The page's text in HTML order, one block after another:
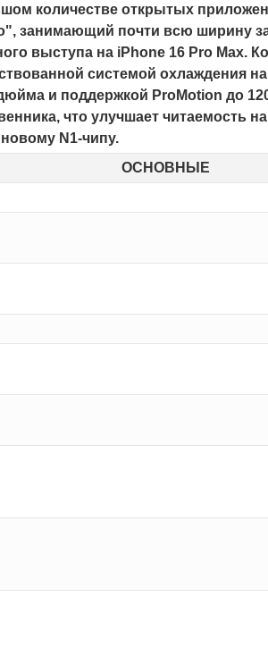
количестве открытых
занимающий почти всю ширину
выступа на iPhone 16 Pro Max.
системой охлаждения
и поддержкой ProMotion до
что улучшает читаемость
N1-чипу.
ОСНОВНЫЕ